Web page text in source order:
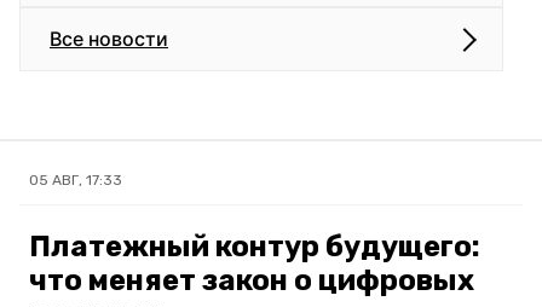
Все новости
05 АВГ, 17:33
Платежный контур будущего:
что меняет закон о цифровых